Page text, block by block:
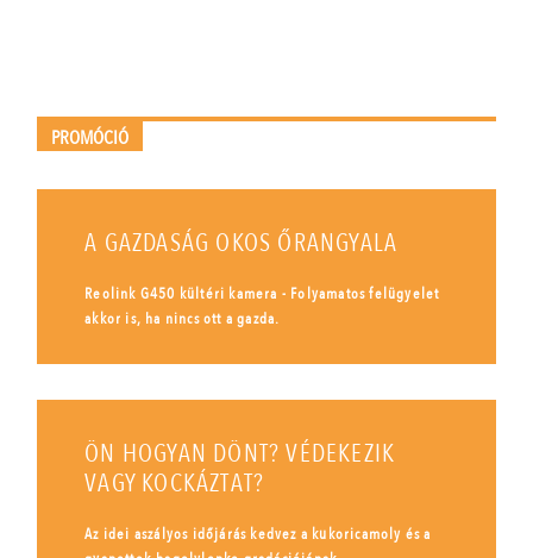
PROMÓCIÓ
A GAZDASÁG OKOS ŐRANGYALA
Reolink G450 kültéri kamera - Folyamatos felügyelet
akkor is, ha nincs ott a gazda.
ÖN HOGYAN DÖNT? VÉDEKEZIK
VAGY KOCKÁZTAT?
Az idei aszályos időjárás kedvez a kukoricamoly és a